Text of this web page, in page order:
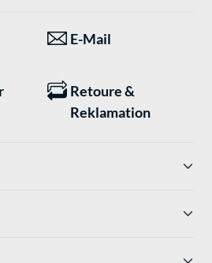
E-Mail
Retoure &
Reklamation